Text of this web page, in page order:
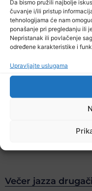
Da bismo pružili najbolje
čuvanje i/ili pristup
tehnologijama će nam
ponašanje pri pregledanju ili
Nepristanak ili povlačenje
određene karakteristike i
Upravljajte uslugama
Večer jazza